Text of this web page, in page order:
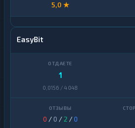
5,0 ★
EasyBit
1
0,0156 / 4 048
0 / 0 / 2 /0